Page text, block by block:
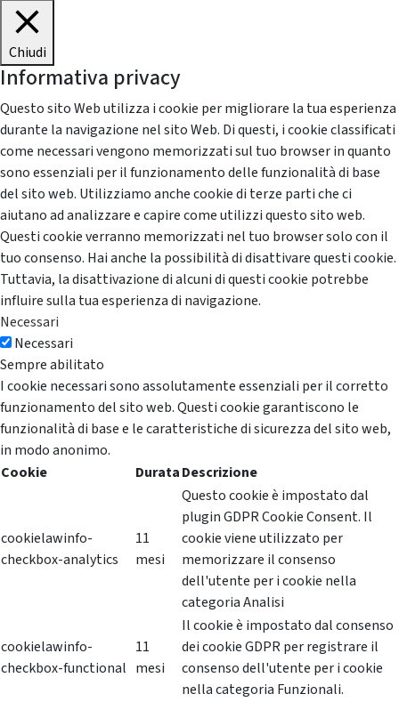
Chiudi
Informativa privacy
Questo sito Web utilizza i cookie per migliorare la tua esperienza
durante la navigazione nel sito Web. Di questi, i cookie classificati
come necessari vengono memorizzati sul tuo browser in quanto
sono essenziali per il funzionamento delle funzionalità di base
del sito web. Utilizziamo anche cookie di terze parti che ci
aiutano ad analizzare e capire come utilizzi questo sito web.
Questi cookie verranno memorizzati nel tuo browser solo con il
tuo consenso. Hai anche la possibilità di disattivare questi cookie.
Tuttavia, la disattivazione di alcuni di questi cookie potrebbe
influire sulla tua esperienza di navigazione.
Necessari
Necessari
Sempre abilitato
I cookie necessari sono assolutamente essenziali per il corretto
funzionamento del sito web. Questi cookie garantiscono le
funzionalità di base e le caratteristiche di sicurezza del sito web,
in modo anonimo.
Cookie
DurataDescrizione
cookielawinfo-
checkbox-analytics
11
mesi
Questo cookie è impostato dal
plugin GDPR Cookie Consent. Il
cookie viene utilizzato per
memorizzare il consenso
dell'utente per i cookie nella
categoria Analisi
cookielawinfo-
checkbox-functional
11
mesi
Il cookie è impostato dal consenso
dei cookie GDPR per registrare il
consenso dell'utente per i cookie
nella categoria Funzionali.